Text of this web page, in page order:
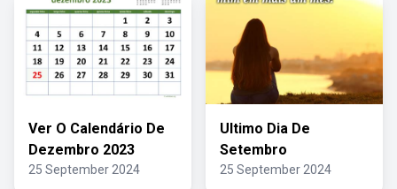
Ver O Calendário De
Dezembro 2023
25 September 2024
Ultimo Dia De
Setembro
25 September 2024